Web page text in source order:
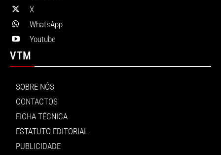
X
WhatsApp
Youtube
VTM
SOBRE NÓS
CONTACTOS
FICHA TÉCNICA
ESTATUTO EDITORIAL
PUBLICIDADE